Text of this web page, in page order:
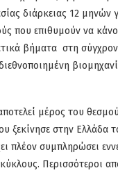
διάρκειας 12 μηνών
που επιθυμούν να
βήματα στη
μέρος του
ξεκίνησε στην Ελλάδα
πλέον συμπληρώσει
Περισσότεροι